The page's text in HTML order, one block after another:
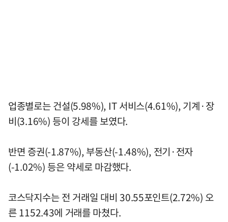
업종별로는 건설(5.98%), IT 서비스(4.61%), 기계·장
비(3.16%) 등이 강세를 보였다.
반면 증권(-1.87%), 부동산(-1.48%), 전기·전자
(-1.02%) 등은 약세로 마감했다.
코스닥지수는 전 거래일 대비 30.55포인트(2.72%) 오
른 1152.43에 거래를 마쳤다.